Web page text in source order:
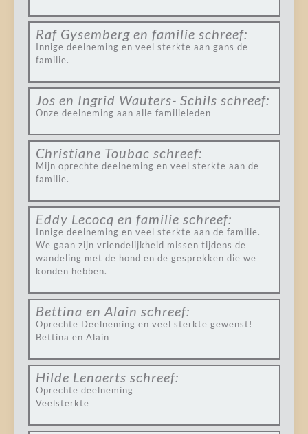
Raf Gysemberg en familie schreef:
Innige deelneming en veel sterkte aan gans de
familie.
Jos en Ingrid Wauters- Schils schreef:
Onze deelneming aan alle familieleden
Christiane Toubac schreef:
Mijn oprechte deelneming en veel sterkte aan de
familie.
Eddy Lecocq en familie schreef:
Innige deelneming en veel sterkte aan de familie.
We gaan zijn vriendelijkheid missen tijdens de
wandeling met de hond en de gesprekken die we
konden hebben.
Bettina en Alain schreef:
Oprechte Deelneming en veel sterkte gewenst!
Bettina en Alain
Hilde Lenaerts schreef:
Oprechte deelneming
Veelsterkte